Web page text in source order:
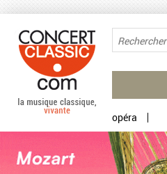
opéra